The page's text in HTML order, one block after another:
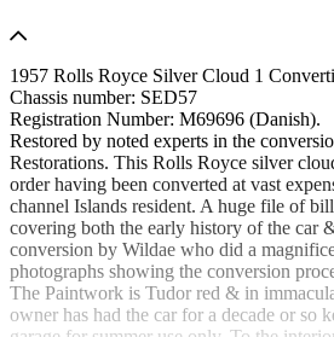
1957 Rolls Royce Silver Cloud 1
Chassis number: SED57
Registration Number: M69696 (Danish).
Restored by noted experts in the
Restorations. This Rolls Royce silver
order having been converted at vast
channel Islands resident. A huge file of
covering both the early history of the car
conversion by Wildae who did a
photographs showing the conversion
The Paintwork is Tudor red & in
owner has had the car for a decade or so